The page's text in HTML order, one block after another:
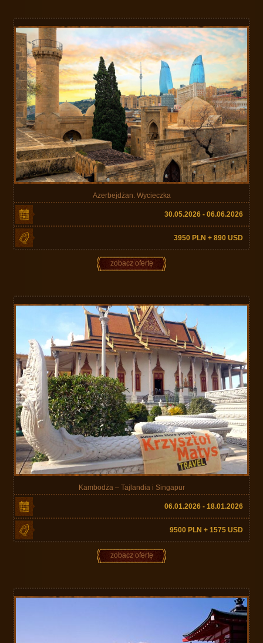
Azerbejdżan. Wycieczka
30.05.2026 - 06.06.2026
3950 PLN + 890 USD
zobacz ofertę
Kambodża – Tajlandia i Singapur
06.01.2026 - 18.01.2026
9500 PLN + 1575 USD
zobacz ofertę